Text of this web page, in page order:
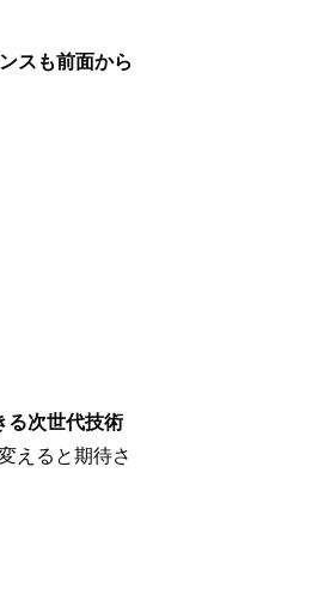
スも前面から
る次世代技術
えると期待さ